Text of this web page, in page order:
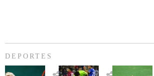
DEPORTES
Billie
U.